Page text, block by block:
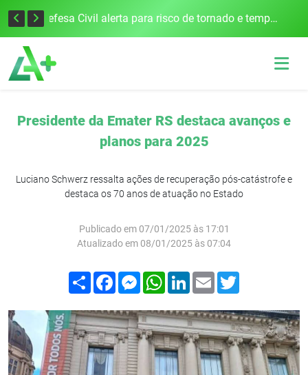
Justiça Eleitoral intensifica preparativos e faz alertas para as Eleições 2026 na 94ª Zona Eleitoral Defesa Civil alerta para risco de tornado e tempestades severas no RS entre esta quinta e sexta-feira
Presidente da Emater RS destaca avanços e
planos para 2025
Luciano Schwerz ressalta ações de recuperação pós-catástrofe e
destaca os 70 anos de atuação no Estado
Publicado em 07/01/2025 às 17:01
Atualizado em 08/01/2025 às 07:04
Compartilhar
FacebookMessenger
WhatsApp
LinkedIn
Email